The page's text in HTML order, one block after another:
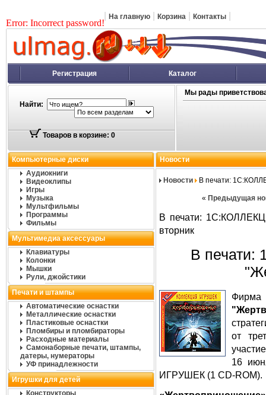
Error: Incorrect password!
На главную Корзина Контакты
Регистрация Каталог
Найти:
Товаров в корзине: 0
Мы рады
Компьютерные диски
Аудиокниги
Видеоклипы
Игры
Музыка
Мультфильмы
Программы
Фильмы
Мультимедиа аксессуары
Клавиатуры
Колонки
Мышки
Рули, джойстики
Печати и штампы
Автоматические оснастки
Металлические оснастки
Пластиковые оснастки
Пломбиры и пломбираторы
Расходные материалы
Самонаборные печати, штампы,
датеры, нумераторы
УФ принадлежности
Игрушки для детей
Конструкторы
Новости
Новости В печати:
« Предыдущая
В печати:
вторник
В
от
16
ИГРУШЕК (1 CD-ROM).